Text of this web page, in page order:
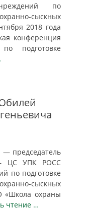
по
сыскных
2018 года
конференция
подготовке
— председатель
– ЦС УПК РОСС
по подготовке
сыскных
«Школа охраны
чтение …